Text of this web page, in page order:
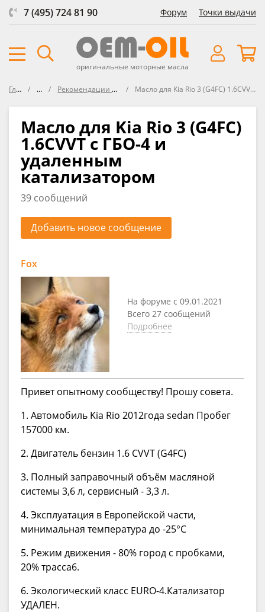
7 (495) 724 81 90 Форум Точки выдачи
оригинальные моторные масла
Главная ФорумРекомендации по подбору масла в KIA Масло для Kia Rio 3 (G4FC) 1.6CVVT с ГБО-4 и удаленным катализатором
Масло для Kia Rio 3 (G4FC)
1.6CVVT с ГБО-4 и
удаленным
катализатором
39 сообщений
Добавить новое сообщение
Fox
На форуме с 09.01.2021
Всего 27 сообщений
Подробнее
Привет опытному сообществу! Прошу совета.
1. Автомобиль Kia Rio 2012года sedan Пробег
157000 км.
2. Двигатель бензин 1.6 CVVT (G4FC)
3. Полный заправочный объём масляной
системы 3,6 л, сервисный - 3,3 л.
4. Эксплуатация в Европейской части,
минимальная температура до -25°С
5. Режим движения - 80% город с пробками,
20% трасса6.
6. Экологический класс EURO-4.Катализатор
УДАЛЕН.